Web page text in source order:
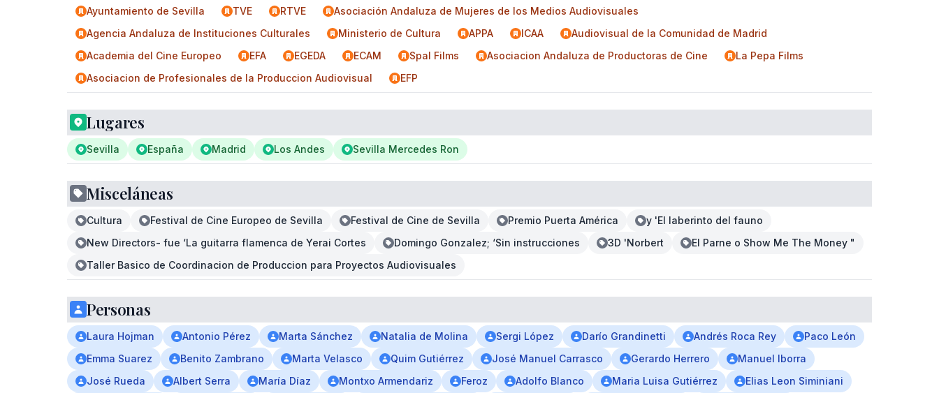
Ayuntamiento de Sevilla TVE RTVE
Asociación Andaluza de Mujeres de los Medios Audiovisuales
Agencia Andaluza de Instituciones Culturales
Ministerio de Cultura APPA ICAA
Audiovisual de la Comunidad de Madrid
Academia del Cine Europeo
EFA EGEDA ECAM Spal Films Asociacion Andaluza de Productoras de Cine
La Pepa Films
Asociacion de Profesionales de la Produccion Audiovisual
EFP
Lugares
Sevilla España Madrid Los Andes Sevilla Mercedes Ron
Misceláneas
Cultura Festival de Cine Europeo de Sevilla Festival de Cine de Sevilla Premio Puerta América
y 'El laberinto del fauno
New Directors- fue ‘La guitarra flamenca de Yerai Cortes
Domingo Gonzalez; ‘Sin instrucciones 3D 'Norbert
El Parne o Show Me The Money "
Taller Basico de Coordinacion de Produccion para Proyectos Audiovisuales
Personas
Laura Hojman Antonio Pérez Marta Sánchez Natalia de Molina Sergi López Darío Grandinetti Andrés Roca Rey
Paco León
Emma Suarez
Benito Zambrano Marta Velasco Quim Gutiérrez José Manuel Carrasco Gerardo Herrero
Manuel Iborra
José Rueda
Albert Serra María Díaz Montxo Armendariz Feroz Adolfo Blanco Maria Luisa Gutiérrez
Elias Leon Siminiani